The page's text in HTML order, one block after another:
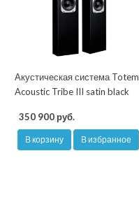
Акустическая система Totem
Acoustic Tribe III satin black
350 900 руб.
В корзину В избранное